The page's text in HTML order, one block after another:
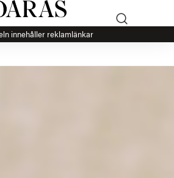
innehåller reklamlänkar